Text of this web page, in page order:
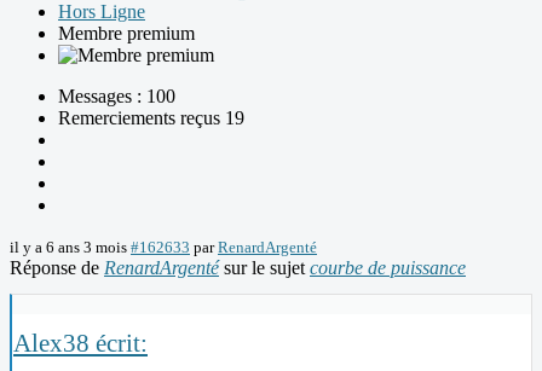
Hors Ligne
Membre premium
Messages : 100
Remerciements reçus 19
il y a 6 ans 3 mois #162633 parRenardArgenté
Réponse de RenardArgentésur le sujet courbe de puissance
Alex38 écrit: